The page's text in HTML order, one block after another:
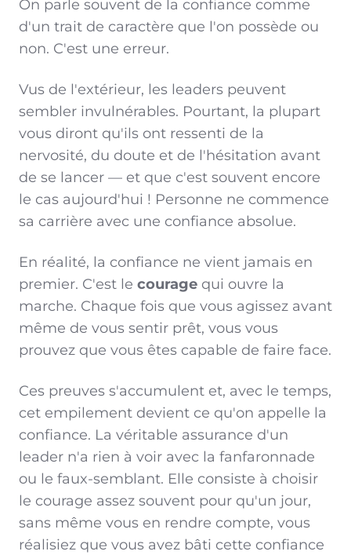
On parle souvent de la confiance comme
d'un trait de caractère que l'on possède ou
non. C'est une erreur.
Vus de l'extérieur, les leaders peuvent
sembler invulnérables. Pourtant, la plupart
vous diront qu'ils ont ressenti de la
nervosité, du doute et de l'hésitation avant
de se lancer — et que c'est souvent encore
le cas aujourd'hui ! Personne ne commence
sa carrière avec une confiance absolue.
En réalité, la confiance ne vient jamais en
premier. C'est le courage qui ouvre la
marche. Chaque fois que vous agissez avant
même de vous sentir prêt, vous vous
prouvez que vous êtes capable de faire face.
Ces preuves s'accumulent et, avec le temps,
cet empilement devient ce qu'on appelle la
confiance. La véritable assurance d'un
leader n'a rien à voir avec la fanfaronnade
ou le faux-semblant. Elle consiste à choisir
le courage assez souvent pour qu'un jour,
sans même vous en rendre compte, vous
réalisiez que vous avez bâti cette confiance